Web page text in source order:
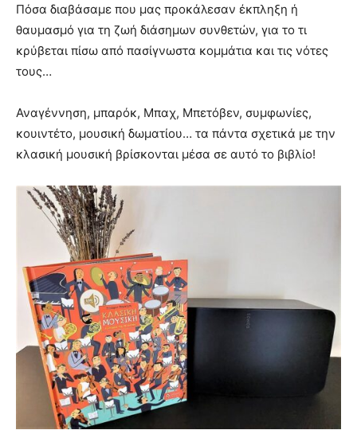
Πόσα διαβάσαμε που μας προκάλεσαν έκπληξη ή
θαυμασμό για τη ζωή διάσημων συνθετών, για το τι
κρύβεται πίσω από πασίγνωστα κομμάτια και τις νότες
τους…
Αναγέννηση, μπαρόκ, Μπαχ, Μπετόβεν, συμφωνίες,
κουιντέτο, μουσική δωματίου… τα πάντα σχετικά με την
κλασική μουσική βρίσκονται μέσα σε αυτό το βιβλίο!